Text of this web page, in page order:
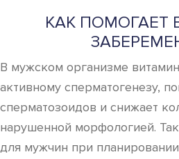
КАК ПОМОГАЕТ
В мужском организме
активному сперматогенезу,
сперматозоидов и снижает
нарушенной морфологией.
для мужчин при